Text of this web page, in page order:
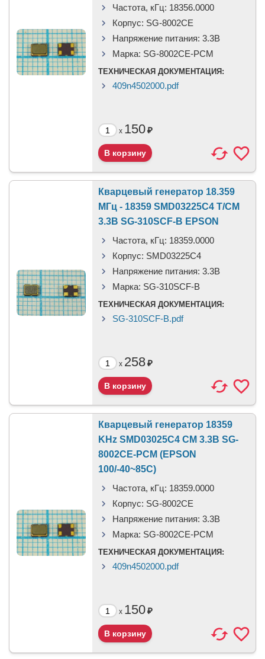
Частота, кГц: 18356.0000
Корпус: SG-8002CE
Напряжение питания: 3.3В
Марка: SG-8002CE-PCM
ТЕХНИЧЕСКАЯ ДОКУМЕНТАЦИЯ:
409n4502000.pdf
x 150₽
Кварцевый генератор 18.359
МГц - 18359 SMD03225C4 T/CM
3.3В SG-310SCF-B EPSON
Частота, кГц: 18359.0000
Корпус: SMD03225C4
Напряжение питания: 3.3В
Марка: SG-310SCF-B
ТЕХНИЧЕСКАЯ ДОКУМЕНТАЦИЯ:
SG-310SCF-B.pdf
x 258₽
Кварцевый генератор 18359
KHz SMD03025C4 CM 3.3В SG-
8002CE-PCM (EPSON
100/-40~85C)
Частота, кГц: 18359.0000
Корпус: SG-8002CE
Напряжение питания: 3.3В
Марка: SG-8002CE-PCM
ТЕХНИЧЕСКАЯ ДОКУМЕНТАЦИЯ:
409n4502000.pdf
x 150₽